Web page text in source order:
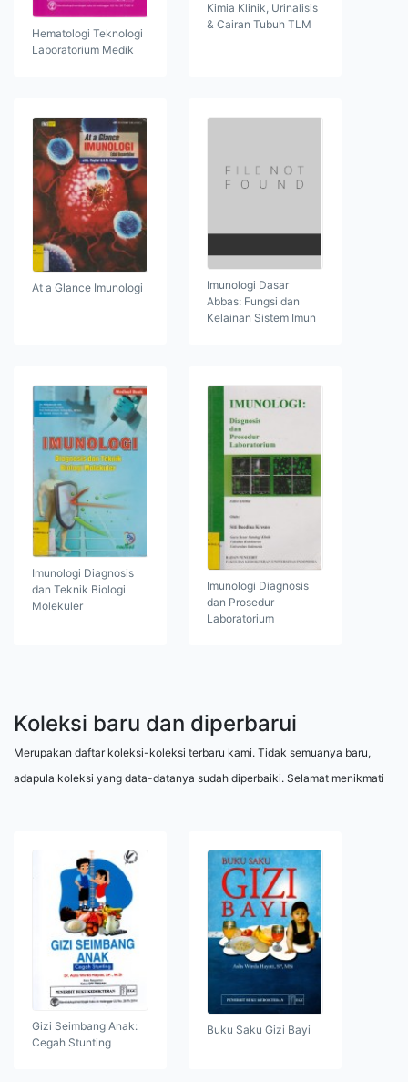
Hematologi Teknologi
Laboratorium Medik
Kimia Klinik, Urinalisis
& Cairan Tubuh TLM
At a Glance Imunologi
Imunologi Dasar
Abbas: Fungsi dan
Kelainan Sistem Imun
Imunologi Diagnosis
dan Teknik Biologi
Molekuler
Imunologi Diagnosis
dan Prosedur
Laboratorium
Koleksi baru dan diperbarui
Merupakan daftar koleksi-koleksi terbaru kami. Tidak semuanya baru,
adapula koleksi yang data-datanya sudah diperbaiki. Selamat menikmati
Gizi Seimbang Anak:
Cegah Stunting
Buku Saku Gizi Bayi